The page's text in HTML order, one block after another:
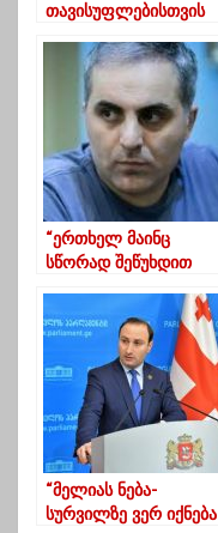
თავისუფლებისთვის
ამერიკელი
სასულიერო პირების
წერილი ქართველებს
“ერთხელ მაინც
სწორად შეწუხდით
ბაჩანა შენგელია
“ოცნებას”
“მელიას ნება-
სურვილზე ვერ იქნება